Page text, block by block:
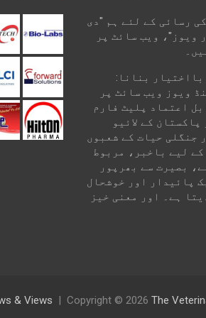
رسائی کے لئے ہم "دی
ویوز"، ویب سائٹ پر
بنانا:
ویوز ویب سائٹ پر
اعتماد پلیٹ فارم
کے لائیو
جنگلی حیات کے شعبوں
لیے باخبر، مربوط
بصیرت سے بھرپور
پائیدار اور خوشحال
ہے۔ اور معنی خیز
Copyright © 2026 The
& Views